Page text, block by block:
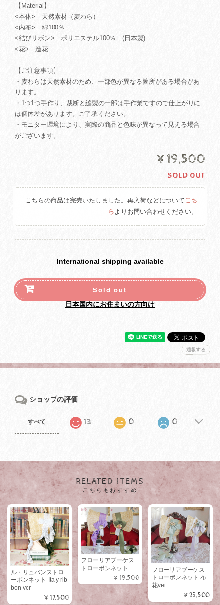
【Material】
<本体> 天然素材（麦わら）
<内布> 綿100％
<結びリボン> ポリエステル100％ (日本製)
<花> 造花
【ご注意事項】
・麦わらは天然素材のため、一部色が異なる箇所がある場合があ
ります。
・1つ1つ手作り、裁断と縫製の一部は手作業ですので仕上がりに
は個体差があります。ご了承ください。
・モニター環境により、実際の商品と色味が異なって見える場合
がございます。
¥19,500
SOLD OUT
こちらの商品は完売いたしました。再入荷などについてこち
らよりお問い合わせください。
International shipping available
Sold out
日本国内にお住まいの方向け
通報する
ショップの評価
すべて 13 0 0
RELATED ITEMS
こちらもおすすめ
ル・リュバンストロ
ーボンネット-Italy rib
bon ver-
¥17,500
フローリアブーケス
トローボンネット
¥19,500
フローリアブーケス
トローボンネット 布
花ver
¥25,500